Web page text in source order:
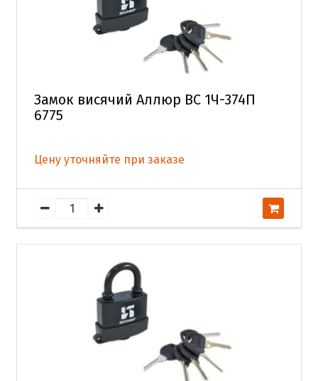
Замок висячий Аллюр ВС 1Ч-374П
6775
Цену уточняйте при заказе